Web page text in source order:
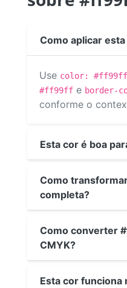
Como aplicar esta
Use color: #ff99ff
#ff99ff e border-
conforme o
Esta cor é boa
Como
completa?
Como converter
CMYK?
Esta cor funciona